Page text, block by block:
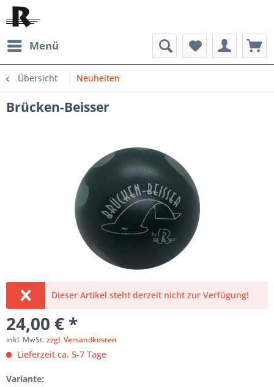
Menü
Übersicht Neuheiten
Brücken-Beisser
Dieser Artikel steht derzeit nicht zur Verfügung!
24,00 € *
inkl. MwSt.zzgl. Versandkosten
Lieferzeit ca. 5-7 Tage
Variante: